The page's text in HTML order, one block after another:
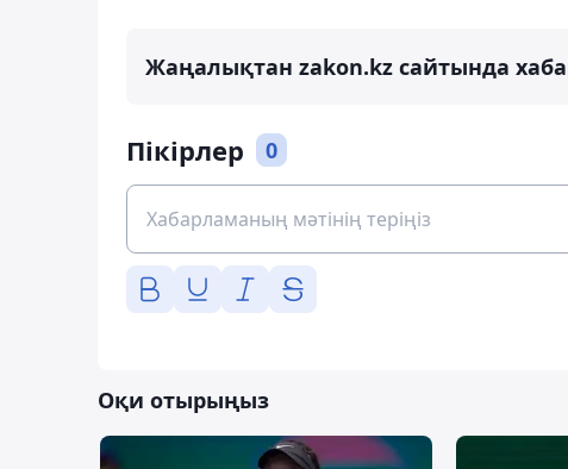
Жаңалықтан zakon.kz сайтында
Пікірлер 0
Оқи отырыңыз